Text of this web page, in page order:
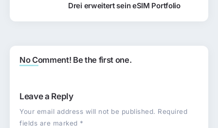
Drei erweitert sein eSIM Portfolio
No Comment! Be the first one.
Leave a Reply
Your email address will not be published. Required
fields are marked *